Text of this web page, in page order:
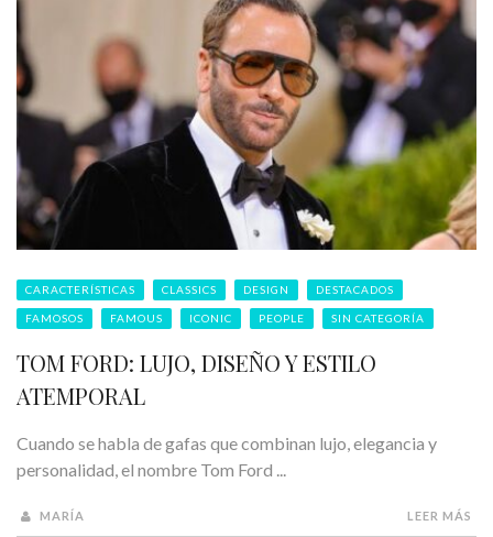
CARACTERÍSTICAS CLASSICS DESIGN DESTACADOS
FAMOSOS FAMOUS ICONIC PEOPLE SIN CATEGORÍA
TOM FORD: LUJO, DISEÑO Y ESTILO
ATEMPORAL
Cuando se habla de gafas que combinan lujo, elegancia y
personalidad, el nombre Tom Ford ...
MARÍA LEER MÁS